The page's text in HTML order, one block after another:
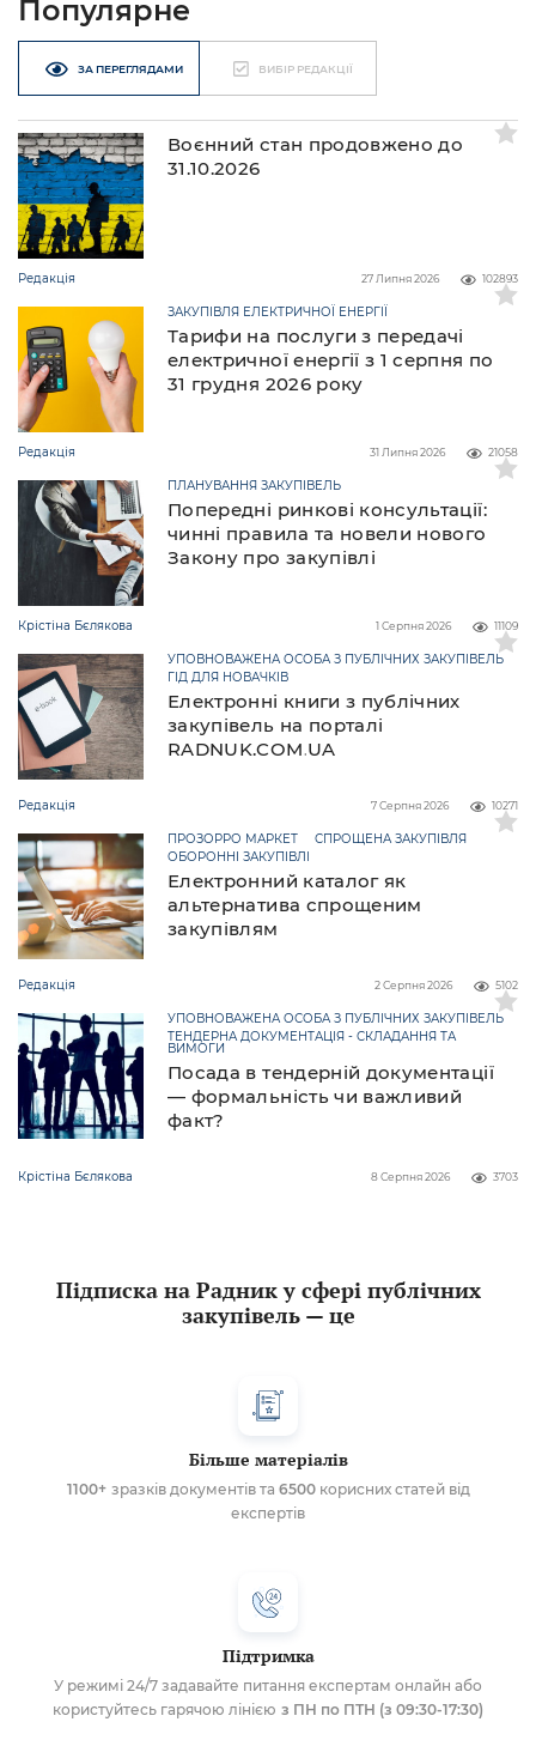
Популярне
ЗА ПЕРЕГЛЯДАМИ ВИБІР РЕДАКЦІЇ
Воєнний стан продовжено до
31.10.2026
Редакція 102893
27 Липня 2026
Тарифи на послуги з передачі
електричної енергії з 1 серпня по
31 грудня 2026 року
ЗАКУПІВЛЯ ЕЛЕКТРИЧНОЇ ЕНЕРГІЇ
Редакція 21058
31 Липня 2026
Попередні ринкові консультації:
чинні правила та новели нового
Закону про закупівлі
ПЛАНУВАННЯ ЗАКУПІВЕЛЬ
Крістіна Бєлякова 11109
1 Серпня 2026
Електронні книги з публічних
закупівель на порталі
RADNUK.COM.UA
УПОВНОВАЖЕНА ОСОБА З ПУБЛІЧНИХ ЗАКУПІВЕЛЬ
ГІД ДЛЯ НОВАЧКІВ
Редакція 10271
7 Серпня 2026
Електронний каталог як
альтернатива спрощеним
закупівлям
ПРОЗОРРО МАРКЕТ
СПРОЩЕНА ЗАКУПІВЛЯ
ОБОРОННІ ЗАКУПІВЛІ
Редакція 5102
2 Серпня 2026
Посада в тендерній документації
— формальність чи важливий
факт?
УПОВНОВАЖЕНА ОСОБА З ПУБЛІЧНИХ ЗАКУПІВЕЛЬ
ТЕНДЕРНА ДОКУМЕНТАЦІЯ - СКЛАДАННЯ ТА
ВИМОГИ
Крістіна Бєлякова 3703
8 Серпня 2026
Підписка на Радник у сфері публічних
закупівель — це
Більше матеріалів
1100+ зразків документів та 6500корисних статей від
експертів
Підтримка
У режимі 24/7 задавайте питання експертам онлайн або
користуйтесь гарячою лінією з ПН по ПТН (з 09:30-17:30)